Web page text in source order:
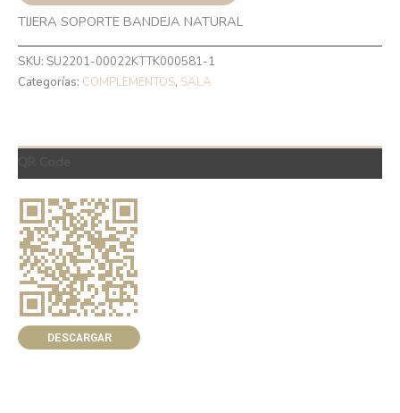
TIJERA SOPORTE BANDEJA NATURAL
SKU: SU2201-00022KTTK000581-1
Categorías: COMPLEMENTOS, SALA
DESCARGAR